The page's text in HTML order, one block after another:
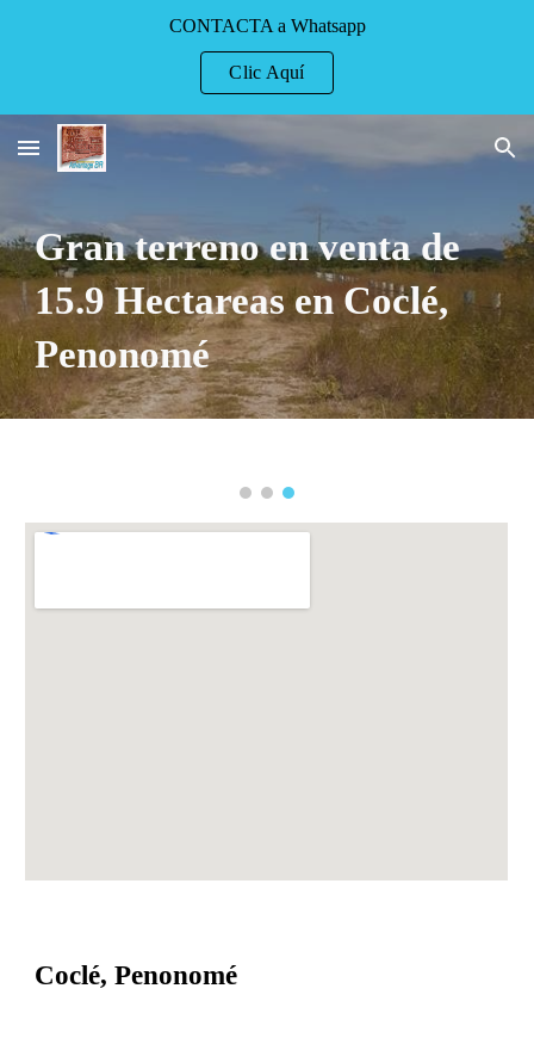
CONTACTA a Whatsapp
Clic Aquí
Gran terreno en venta de
15.9 Hectareas en Coclé,
Penonomé
Coclé, Penonomé